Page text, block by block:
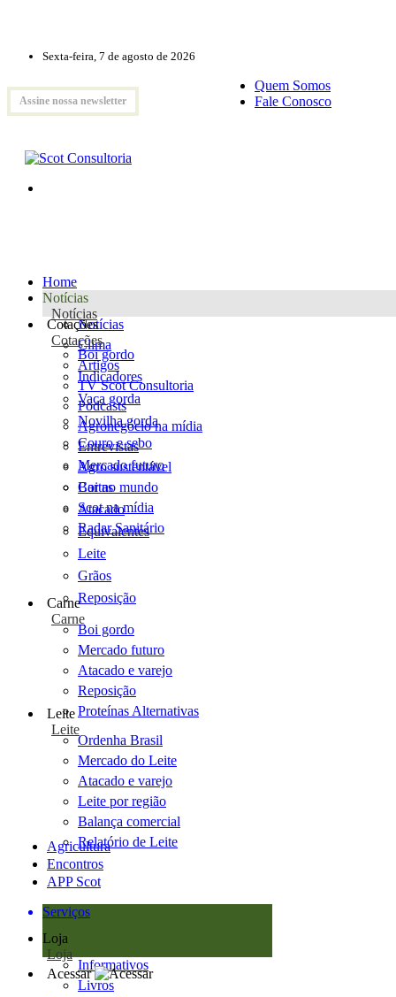
Sexta-feira, 7 de agosto de 2026
Assine nossa newsletter
Quem Somos
Fale Conosco
Home
Notícias
Notícias
Notícias
Clima
Artigos
TV Scot Consultoria
Podcasts
Agronegócio na mídia
Entrevistas
Agro sustentável
Cartas
Scot na mídia
Radar Sanitário
Cotações
Cotações
Boi gordo
Indicadores
Vaca gorda
Novilha gorda
Couro e sebo
Mercado futuro
Boi no mundo
Atacado
Equivalentes
Leite
Grãos
Reposição
Carne
Carne
Boi gordo
Mercado futuro
Atacado e varejo
Reposição
Proteínas Alternativas
Leite
Leite
Ordenha Brasil
Mercado do Leite
Atacado e varejo
Leite por região
Balança comercial
Relatório de Leite
Agricultura
Encontros
APP Scot
Serviços
Loja
Loja
Informativos
Livros
Acessar